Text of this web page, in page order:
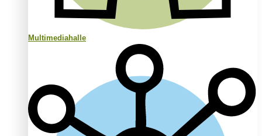
Multimediahalle